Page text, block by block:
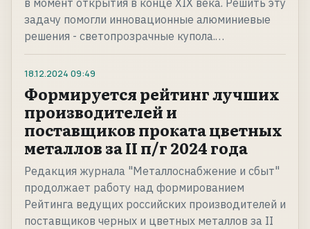
в момент открытия в конце XIX века. Решить эту
задачу помогли инновационные алюминиевые
решения - светопрозрачные купола.…
18.12.2024 09:49
Формируется рейтинг лучших
производителей и
поставщиков проката цветных
металлов за II п/г 2024 года
Редакция журнала "Металлоснабжение и сбыт"
продолжает работу над формированием
Рейтинга ведущих российских производителей и
поставщиков черных и цветных металлов за II